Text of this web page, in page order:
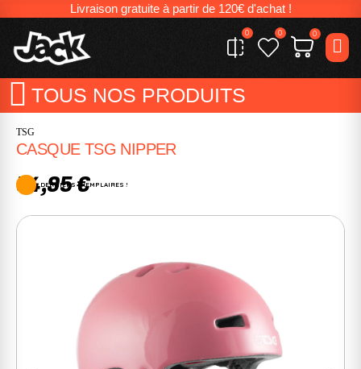
Livraison gratuite à partir de 120€ d'achat !
0 0 0
TOUS NOS PRODUITS
TSG
CASQUE TSG NIPPER
54,95 €
DERNIERS EXEMPLAIRES !